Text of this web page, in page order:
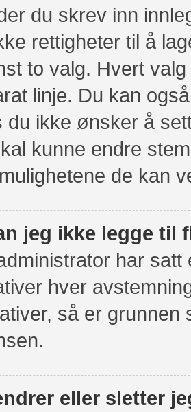
du skrev inn
rettigheter til å
to valg. Hvert
linje. Du kan
du ikke ønsker å
kunne endre
de kan
jeg ikke legge til
har
hver
så er
eller sletter